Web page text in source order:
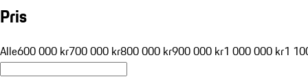
Pris
Alle600 000 kr700 000 kr800 000 kr900 000 kr1 000 000 kr1